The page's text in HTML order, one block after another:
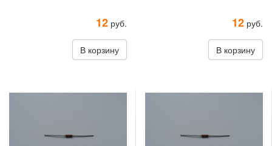
12 руб.
В корзину
12 руб.
В корзину